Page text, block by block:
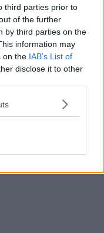
third parties prior to
of the further
by third parties on the
information may
on the IAB’s List of
disclose it to other